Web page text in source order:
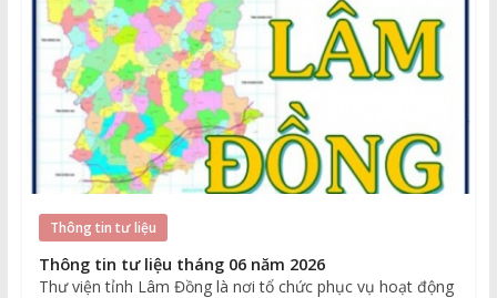
Thông tin tư liệu
Thông tin tư liệu tháng 06 năm 2026
Thư viện tỉnh Lâm Đồng là nơi tổ chức phục vụ hoạt động